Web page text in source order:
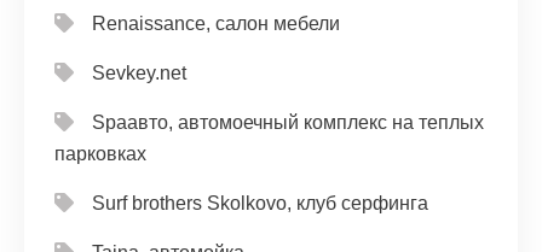
Renaissance, салон мебели
Sevkey.net
Spaавто, автомоечный комплекс на теплых
парковках
Surf brothers Skolkovo, клуб серфинга